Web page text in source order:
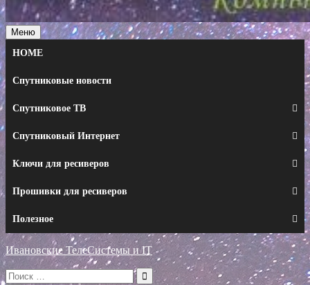
Меню
HOME
Спутниковые новости
Спутниковое ТВ
Спутниковый Интернет
Ключи для ресиверов
Прошивки для ресиверов
Полезное
Ивановские ТелеСистемы и IT
Искать: